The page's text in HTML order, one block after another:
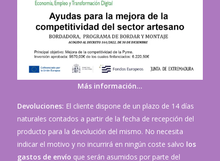
Más información…
Devoluciones: El cliente dispone de un plazo de 14 días
naturales contados a partir de la fecha de recepción del
producto para la devolución del mismo. No necesita
indicar el motivo y no incurrirá en ningún coste salvo los
gastos de envío que serán asumidos por parte del